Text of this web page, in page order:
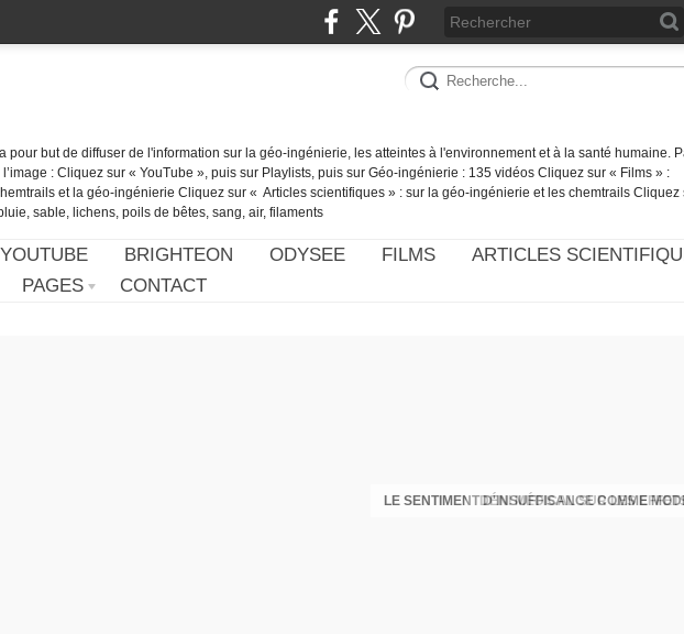
pour but de diffuser de l'information sur la géo-ingénierie, les atteintes à l'environnement et à la santé humaine.
: Cliquez sur « YouTube », puis sur Playlists, puis sur Géo-ingénierie : 135 vidéos Cliquez sur « Films » :
et la géo-ingénierie Cliquez sur « Articles scientifiques » : sur la géo-ingénierie et les chemtrails Cliquez
sable, lichens, poils de bêtes, sang, air, filaments
YOUTUBE BRIGHTEON ODYSEE FILMS
ARTICLES
PAGES CONTACT
LE SENTIMENT D'INSUFFISANCE COMME
DÉNI MÉDICAL SUR LES